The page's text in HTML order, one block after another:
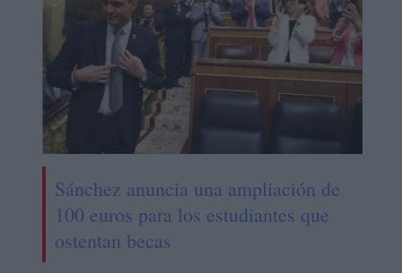
Sánchez anuncia una ampliación de
100 euros para los estudiantes que
ostentan becas